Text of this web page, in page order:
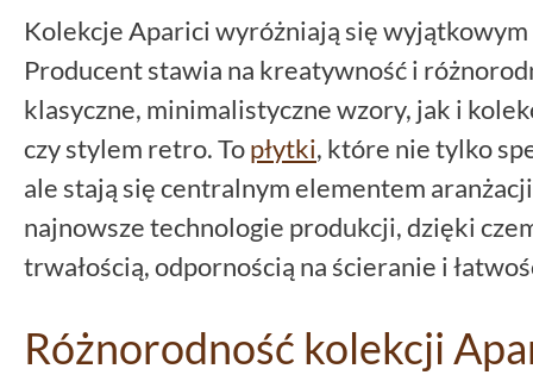
Kolekcje Aparici wyróżniają się
Producent stawia na kreatywność i
klasyczne, minimalistyczne wzory, jak i
czy stylem retro. Topłytki, które nie tylko
ale stają się centralnym elementem
najnowsze technologie produkcji, dzięki
trwałością, odpornością na ścieranie i
Różnorodność kolekcji